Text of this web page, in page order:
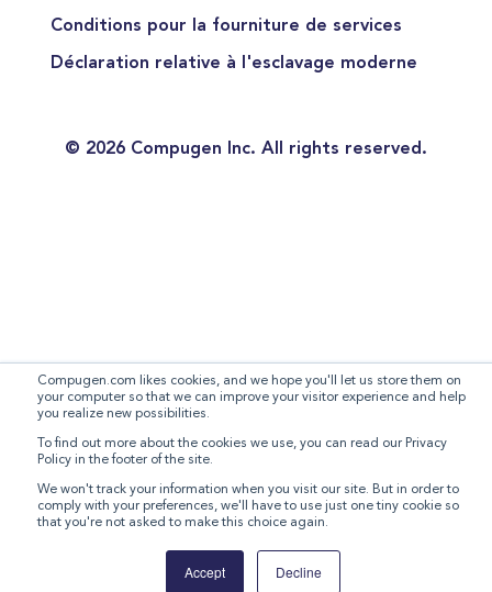
Compugen.com likes cookies, and we hope you'll let us store them on
your computer so that we can improve your visitor experience and help
you realize new possibilities.
To find out more about the cookies we use, you can read our Privacy
Policy in the footer of the site.
We won't track your information when you visit our site. But in order to
comply with your preferences, we'll have to use just one tiny cookie so
that you're not asked to make this choice again.
Accept Decline
Conditions pour la fourniture de services
Déclaration relative à l'esclavage moderne
© 2026 Compugen Inc. All rights reserved.